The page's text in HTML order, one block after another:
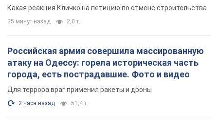
«Они воюют против продовольственной
безопасности мира!» Зеленский заявил, что
ракет, большинство из которых – баллистические
час назад 354